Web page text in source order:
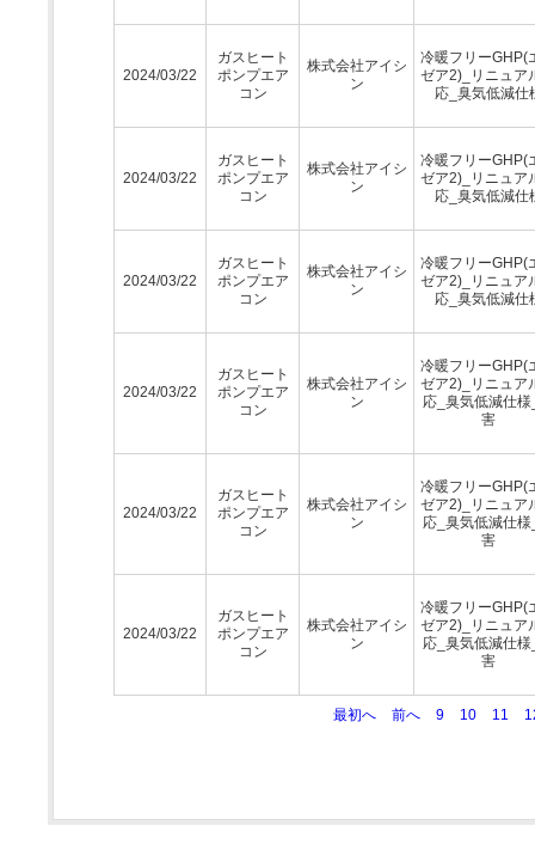
2024/03/22
ガスヒート
ポンプエア
コン
株式会社アイシ
ン
冷暖フリーGHP(
ゼア2)_リニュア
応_臭気低減仕
2024/03/22
ガスヒート
ポンプエア
コン
株式会社アイシ
ン
冷暖フリーGHP(
ゼア2)_リニュア
応_臭気低減仕
2024/03/22
ガスヒート
ポンプエア
コン
株式会社アイシ
ン
冷暖フリーGHP(
ゼア2)_リニュア
応_臭気低減仕
2024/03/22
ガスヒート
ポンプエア
コン
株式会社アイシ
ン
冷暖フリーGHP(
ゼア2)_リニュア
応_臭気低減仕様
害
2024/03/22
ガスヒート
ポンプエア
コン
株式会社アイシ
ン
冷暖フリーGHP(
ゼア2)_リニュア
応_臭気低減仕様
害
2024/03/22
ガスヒート
ポンプエア
コン
株式会社アイシ
ン
冷暖フリーGHP(
ゼア2)_リニュア
応_臭気低減仕様
害
最初へ 前へ 9 10 11